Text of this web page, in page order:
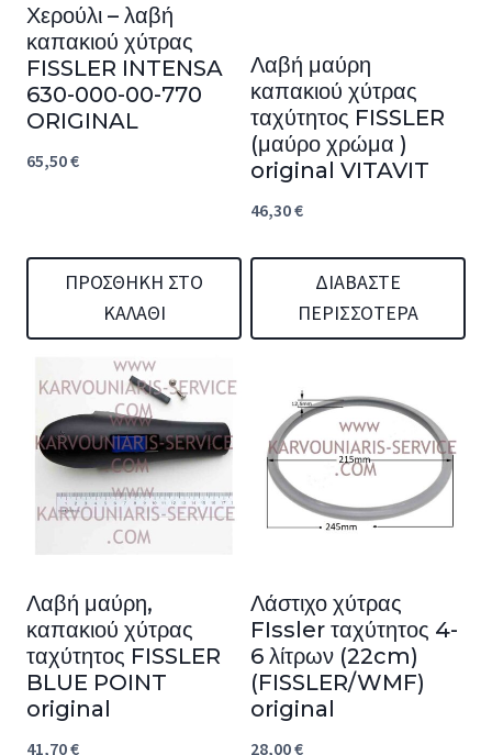
Χερούλι – λαβή
καπακιού χύτρας
FISSLER INTENSA
630-000-00-770
ORIGINAL
65,50€
ΠΡΟΣΘΉΚΗ ΣΤΟ
ΚΑΛΆΘΙ
Λαβή μαύρη
καπακιού χύτρας
ταχύτητος FISSLER
(μαύρο χρώμα )
original VITAVIT
46,30€
ΔΙΑΒΆΣΤΕ
ΠΕΡΙΣΣΌΤΕΡΑ
Λαβή μαύρη,
καπακιού χύτρας
ταχύτητος FISSLER
BLUE POINT
original
41,70€
Λάστιχο χύτρας
FIssler ταχύτητος 4-
6 λίτρων (22cm)
(FISSLER/WMF)
original
28,00€